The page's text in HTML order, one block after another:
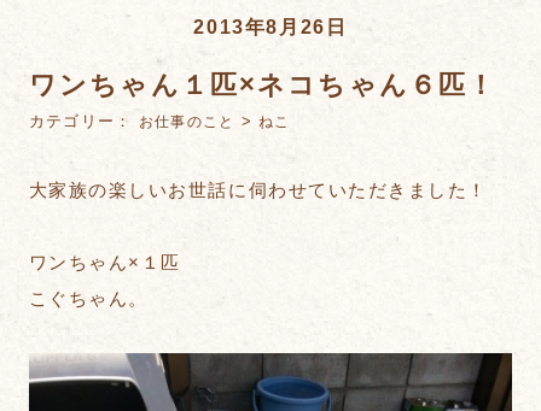
2013年8月26日
ワンちゃん１匹×ネコちゃん６匹！
カテゴリー： お仕事のこと >ねこ
大家族の楽しいお世話に伺わせていただきました！
ワンちゃん×１匹
こぐちゃん。